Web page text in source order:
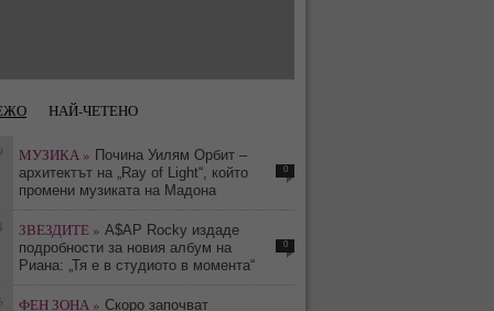
НАЙ-ЧЕТЕНО
МУЗИКА » Почина Уилям Орбит –
архитектът на „Ray of Light“, който
промени музиката на Мадона
0
ЗВЕЗДИТЕ » A$AP Rocky издаде
подробности за новия албум на
Риана: „Тя е в студиото в момента“
0
ФЕН ЗОНА » Скоро започват